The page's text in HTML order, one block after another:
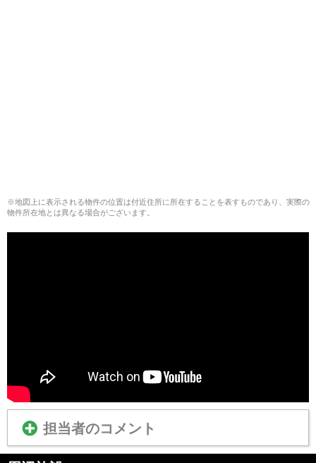
※地図上に表示される物件の位置は付近住所に所在することを表すものであり、実際の
物件所在地とは異なる場合がございます。
担当者のコメント